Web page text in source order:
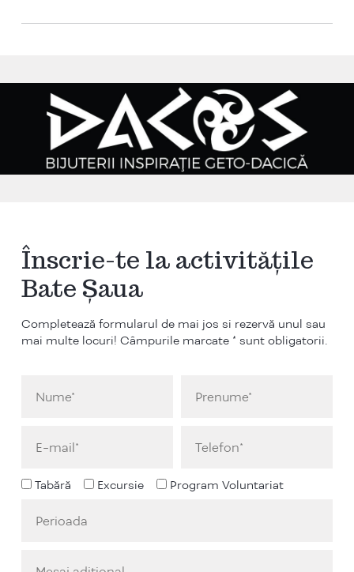
Înscrie-te la activitățile
Bate Șaua
Completează formularul de mai jos si rezervă unul sau
mai multe locuri! Câmpurile marcate * sunt obligatorii.
Tabără Excursie Program Voluntariat